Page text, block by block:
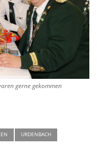
gerne gekommen
URDENBACH